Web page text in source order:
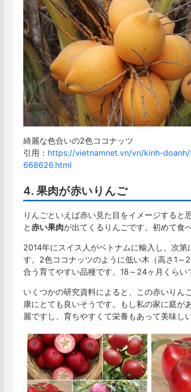
綺麗な色合いの2色ココナッツ
引用： https://vietnamnet.vn/vn/kinh-
668626.html
4. 果肉が赤いりんご
りんごといえば赤い見た目をイメージすると
と赤い果肉が出てくるりんごです。初めて食
2014年にスイス人がベトナムに輸入し、次
す。2色ココナッツのように低い木（高さ1
合う育てやすい品種です。18～24ヶ月くらい
いくつかの研究資料によると、この赤いりん
康にとても良いそうです。もし私の家に庭が
麗ですし、育ちやすくて栄養もあって美味し